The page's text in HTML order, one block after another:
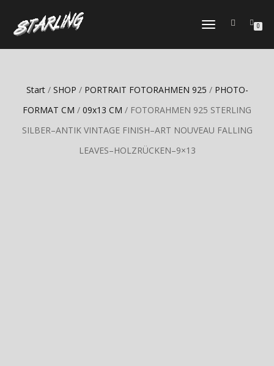
TOGGLE
0
Start/ SHOP / PORTRAIT FOTORAHMEN 925 / PHOTO-
FORMAT CM / 09x13 CM / FOTORAHMEN 925 STERLING
SILBER–ANTIK VINTAGE FINISH–ART NOUVEAU FALLING
LEAVES–HOLZRÜCKEN–9×13